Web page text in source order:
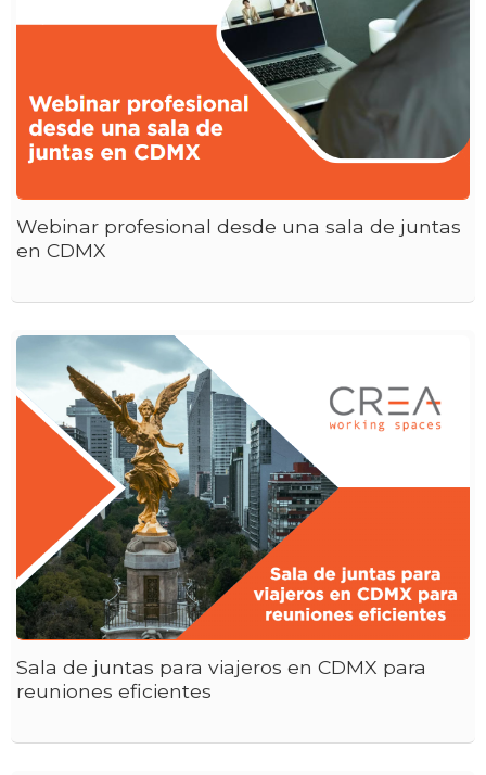
Webinar profesional desde una sala de juntas
en CDMX
Sala de juntas para viajeros en CDMX para
reuniones eficientes